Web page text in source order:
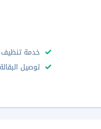
خدمة تنظيف
توصيل البقالة